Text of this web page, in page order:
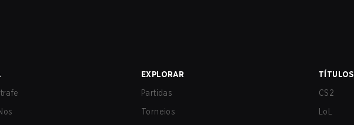
EXPLORAR
Partidas
Torneios
TÍTULOS
CS2
LoL